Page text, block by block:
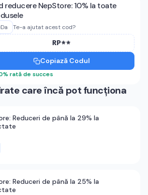
reducere NepStore: 10% la toate
Da Te-a ajutat acest cod?
RP**
Copiază Codul
% rată de succes
care încă pot funcționa
Reduceri de până la 29% la
Reduceri de până la 25% la